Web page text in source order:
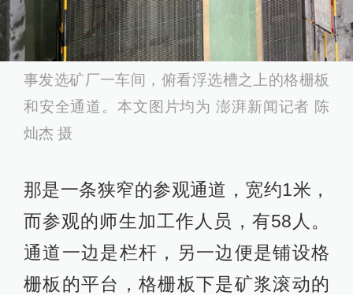
事发选矿厂一车间，俯看浮选槽之上的格栅板
和安全通道。本文图片均为 澎湃新闻记者 陈
灿杰 摄
那是一条狭窄的参观通道，宽约1米，
而参观的师生加工作人员，有58人。
通道一边是栏杆，另一边便是铺设格
栅板的平台，格栅板下是矿浆滚动的